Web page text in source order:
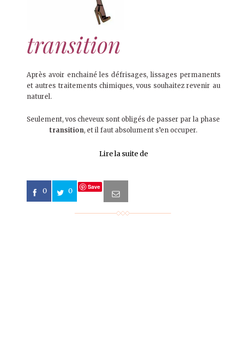
transition
Après avoir enchainé les défrisages, lissages permanents
et autres traitements chimiques, vous souhaitez revenir au
naturel.
Seulement, vos cheveux sont obligés de passer par la phase
transition, et il faut absolument s’en occuper.
Lire la suite de
0 0 Save